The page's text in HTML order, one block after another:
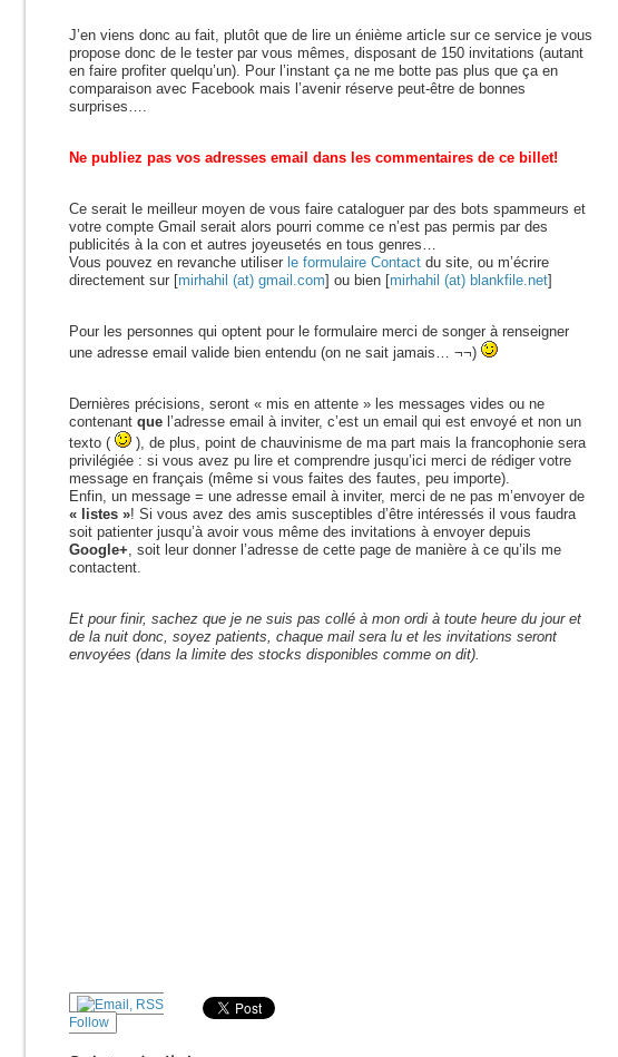
J’en viens donc au fait, plutôt que de lire un énième article sur ce service je vous
propose donc de le tester par vous mêmes, disposant de 150 invitations (autant
en faire profiter quelqu’un). Pour l’instant ça ne me botte pas plus que ça en
comparaison avec Facebook mais l’avenir réserve peut-être de bonnes
surprises….
Ne publiez pas vos adresses email dans les commentaires de ce billet!
Ce serait le meilleur moyen de vous faire cataloguer par des bots spammeurs et
votre compte Gmail serait alors pourri comme ce n’est pas permis par des
publicités à la con et autres joyeusetés en tous genres…
Vous pouvez en revanche utiliser le formulaire Contact du site, ou m’écrire
directement sur [mirhahil (at) gmail.com] ou bien [mirhahil (at) blankfile.net]
Pour les personnes qui optent pour le formulaire merci de songer à renseigner
une adresse email valide bien entendu (on ne sait jamais… ¬¬)
Dernières précisions, seront « mis en attente » les messages vides ou ne
contenant que l’adresse email à inviter, c’est un email qui est envoyé et non un
texto (
), de plus, point de chauvinisme de ma part mais la francophonie sera
privilégiée : si vous avez pu lire et comprendre jusqu’ici merci de rédiger votre
message en français (même si vous faites des fautes, peu importe).
Enfin, un message = une adresse email à inviter, merci de ne pas m’envoyer de
« listes »! Si vous avez des amis susceptibles d’être intéressés il vous faudra
soit patienter jusqu’à avoir vous même des invitations à envoyer depuis
Google+, soit leur donner l’adresse de cette page de manière à ce qu’ils me
contactent.
Et pour finir, sachez que je ne suis pas collé à mon ordi à toute heure du jour et
de la nuit donc, soyez patients, chaque mail sera lu et les invitations seront
envoyées (dans la limite des stocks disponibles comme on dit).
Follow